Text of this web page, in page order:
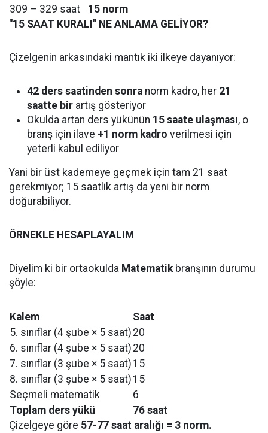
309 – 329 saat
15 norm
"15 SAAT KURALI" NE ANLAMA GELİYOR?
Çizelgenin arkasındaki mantık iki ilkeye dayanıyor:
42 ders saatinden sonra norm kadro, her 21
saatte bir artış gösteriyor
Okulda artan ders yükünün 15 saate ulaşması, o
branş için ilave +1 norm kadro verilmesi için
yeterli kabul ediliyor
Yani bir üst kademeye geçmek için tam 21 saat
gerekmiyor; 15 saatlik artış da yeni bir norm
doğurabiliyor.
ÖRNEKLE HESAPLAYALIM
Diyelim ki bir ortaokulda Matematikbranşının durumu
şöyle:
Kalem
Saat
5. sınıflar (4 şube × 5 saat) 20
6. sınıflar (4 şube × 5 saat) 20
7. sınıflar (3 şube × 5 saat) 15
8. sınıflar (3 şube × 5 saat) 15
Seçmeli matematik
6
Toplam ders yükü
76 saat
Çizelgeye göre 57-77 saat aralığı = 3 norm.